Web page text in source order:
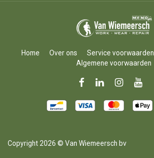
Home Over ons Service voorwaarden
Algemene voorwaarden
Copyright 2026 © Van Wiemeersch bv